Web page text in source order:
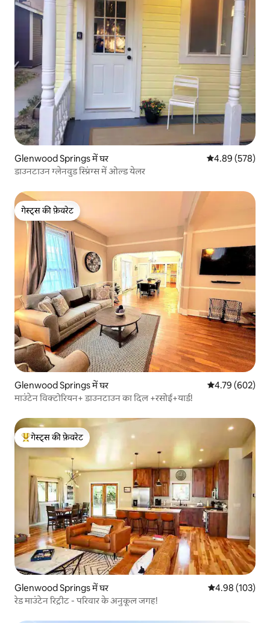
Glenwood Springs में घर औसत रेटिंग 5 में से
4.89 (578)
डाउनटाउन ग्लेनवुड स्प्रिंग्स में ओल्ड येलर
गेस्ट्स की फ़ेवरेट
गेस्ट्स की फ़ेवरेट
Glenwood Springs में घर औसत रेटिंग 5 में से
4.79 (602)
माउंटेन विक्टोरियन+ डाउनटाउन का दिल +रसोई+यार्ड!
गेस्ट्स का टॉप फ़ेवरेट
गेस्ट्स की फ़ेवरेट
Glenwood Springs में घर औसत रेटिंग 5 में से
4.98 (103)
रेड माउंटेन रिट्रीट - परिवार के अनुकूल जगह!